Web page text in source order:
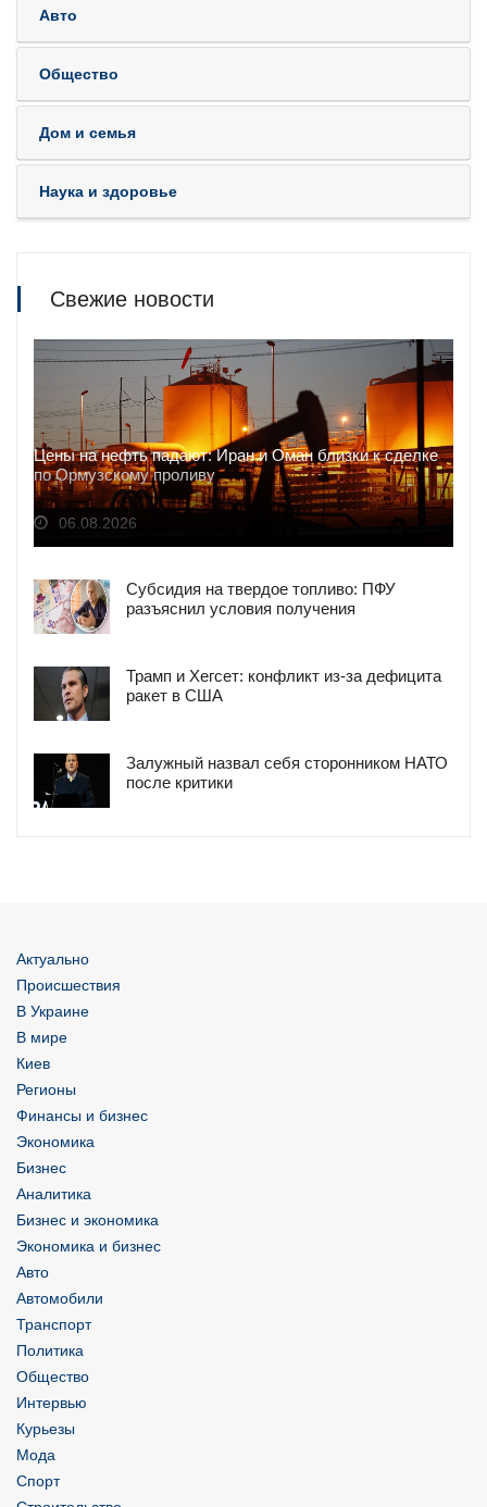
Авто
Общество
Дом и семья
Наука и здоровье
Свежие новости
Цены на нефть падают: Иран и Оман близки к сделке
по Ормузскому проливу
06.08.2026
Субсидия на твердое топливо: ПФУ
разъяснил условия получения
Трамп и Хегсет: конфликт из-за дефицита
ракет в США
Залужный назвал себя сторонником НАТО
после критики
Актуально
Происшествия
В Украине
В мире
Киев
Регионы
Финансы и бизнес
Экономика
Бизнес
Аналитика
Бизнес и экономика
Экономика и бизнес
Авто
Автомобили
Транспорт
Политика
Общество
Интервью
Курьезы
Мода
Спорт